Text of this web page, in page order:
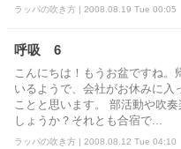
ラッパの吹き方 | 2008.08.19 Tue 00:05
呼吸 6
こんにちは！もうお盆ですね。
いるようで、会社がお休みに入
ことと思います。 部活動や吹
しょうか？それとも合宿で...
ラッパの吹き方 | 2008.08.12 Tue 04:10